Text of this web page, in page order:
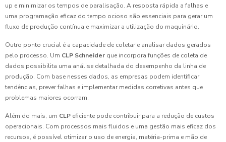
up e minimizar os tempos de paralisação. A resposta rápida a falhas e
uma programação eficaz do tempo ocioso são essenciais para gerar um
fluxo de produção contínua e maximizar a utilização do maquinário.
Outro ponto crucial é a capacidade de coletar e analisar dados gerados
pelo processo. Um CLP Schneider que incorpora funções de coleta de
dados possibilita uma análise detalhada do desempenho da linha de
produção. Com base nesses dados, as empresas podem identificar
tendências, prever falhas e implementar medidas corretivas antes que
problemas maiores ocorram.
Além do mais, um CLP eficiente pode contribuir para a redução de custos
operacionais. Com processos mais fluidos e uma gestão mais eficaz dos
recursos, é possível otimizar o uso de energia, matéria-prima e mão de